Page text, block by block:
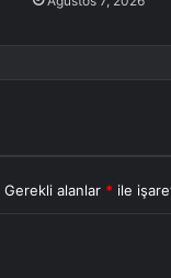
Gerekli alanlar * ile